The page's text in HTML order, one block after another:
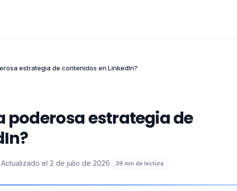
estrategia de contenidos en LinkedIn?
poderosa estrategia de
·Actualizado el 2 de julio de 2026· 39 min de lectura